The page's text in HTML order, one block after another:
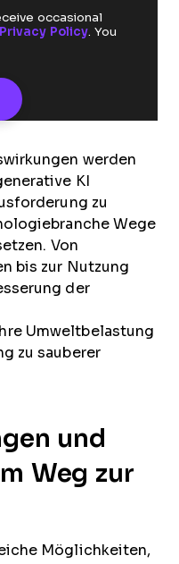
occasional
Privacy Policy. You
werden
KI
zu
Wege
Von
bis zur Nutzung
der
Umweltbelastung
zu sauberer
und
Weg zur
Möglichkeiten,